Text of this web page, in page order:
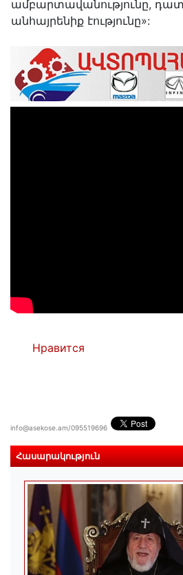
ամբարտավանությունը,
անհայրենիք էությունը»:
Нравится
info@asekose.am/095519696
Հասարակություն